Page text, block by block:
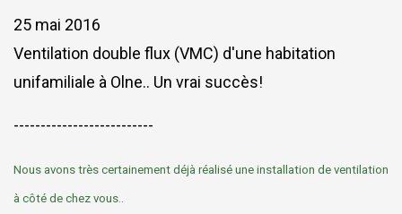
25 mai 2016
Ventilation double flux (VMC) d'une habitation
unifamiliale à Olne.. Un vrai succès!
--------------------------
Nous avons très certainement déjà réalisé une installation de ventilation
à côté de chez vous..